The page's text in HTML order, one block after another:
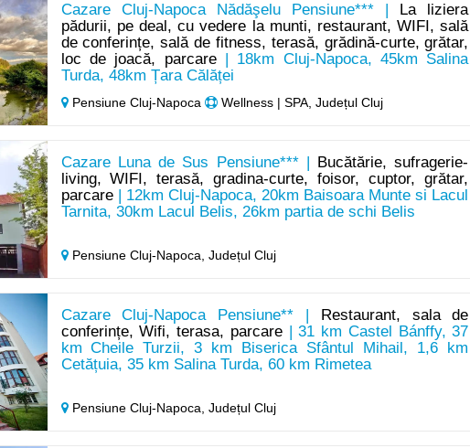
Cazare Cluj-Napoca Nădăşelu Pensiune*** |
La liziera
pădurii, pe deal, cu vedere la munti, restaurant, WIFI, sală
de conferințe, sală de fitness, terasă, grădină-curte, grătar,
loc de joacă, parcare| 18km Cluj-Napoca, 45km Salina
Turda, 48km Țara Călăței
Pensiune Cluj-Napoca Wellness | SPA, Județul Cluj
Cazare Luna de Sus Pensiune*** |
Bucătărie, sufragerie-
living, WIFI, terasă, gradina-curte, foisor, cuptor, grătar,
parcare| 12km Cluj-Napoca, 20km Baisoara Munte si Lacul
Tarnita, 30km Lacul Belis, 26km partia de schi Belis
Pensiune Cluj-Napoca, Județul Cluj
Cazare Cluj-Napoca Pensiune** |
Restaurant, sala de
conferințe, Wifi, terasa, parcare| 31 km Castel Bánffy, 37
km Cheile Turzii, 3 km Biserica Sfântul Mihail, 1,6 km
Cetățuia, 35 km Salina Turda, 60 km Rimetea
Pensiune Cluj-Napoca, Județul Cluj